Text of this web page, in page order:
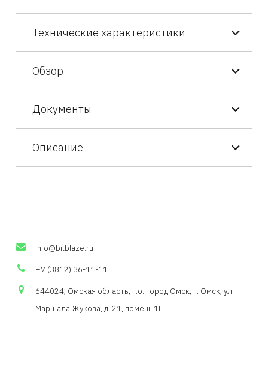
Технические характеристики
Обзор
Документы
Описание
info@bitblaze.ru
+7 (3812) 36-11-11
644024, Омская область, г.о. город Омск, г. Омск, ул.
Маршала Жукова, д. 21, помещ. 1П